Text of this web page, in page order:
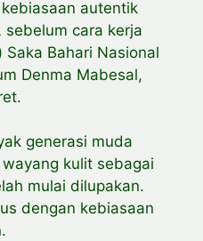
autentik
sebelum cara kerja
Saka Bahari Nasional
Denma Mabesal,
generasi muda
kulit sebagai
mulai dilupakan.
dengan kebiasaan